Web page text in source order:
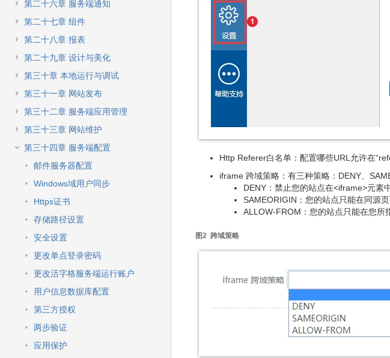
第二十六章 服务端通知
第二十七章 组件
第二十八章 报表
第二十九章 设计与美化
第三十章 本地运行与调试
第三十一章 网站发布
第三十二章 服务端应用管理
第三十三章 网站维护
第三十四章 服务端配置
邮件服务器配置
Windows域用户同步
Https证书
存储路径设置
安全设置
更改单点登录密码
更改活字格服务端运行账户
用户信息数据库配置
第三方授权
两步验证
应用保护
Http Referer白名单：配置哪些URL允许在
iframe 跨域策略：有三种策略：DENY、
DENY：禁止您的站点在<iframe>元素
SAMEORIGIN：您的站点只能在同源
ALLOW-FROM：您的站点只能在您所
图2 跨域策略